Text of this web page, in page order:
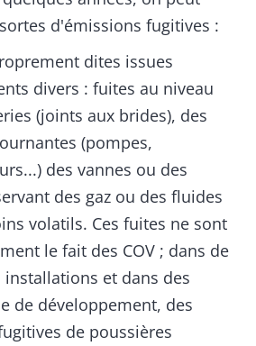
d'émissions fugitives :
dites issues
divers : fuites au niveau
(joints aux brides), des
(pompes,
des vannes ou des
des gaz ou des fluides
volatils. Ces fuites ne sont
le fait des COV ; dans de
et dans des
de développement, des
de poussières